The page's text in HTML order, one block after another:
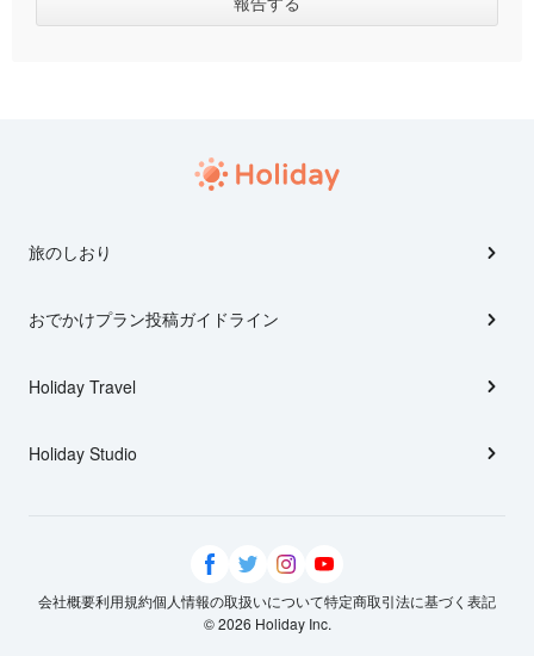
旅のしおり
おでかけプラン投稿ガイドライン
Holiday Travel
Holiday Studio
会社概要利用規約個人情報の取扱いについて特定商取引法に基づく表記
© 2026 Holiday Inc.